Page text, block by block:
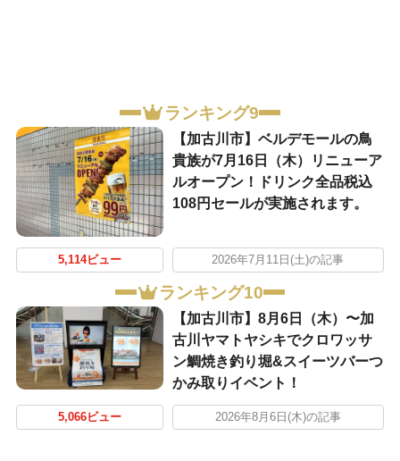
ランキング9
【加古川市】ベルデモールの鳥
貴族が7月16日（木）リニューア
ルオープン！ドリンク全品税込
108円セールが実施されます。
5,114ビュー 2026年7月11日(土)の記事
ランキング10
【加古川市】8月6日（木）〜加
古川ヤマトヤシキでクロワッサ
ン鯛焼き釣り堀&スイーツバーつ
かみ取りイベント！
5,066ビュー 2026年8月6日(木)の記事